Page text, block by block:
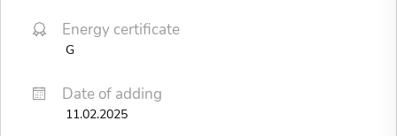
Energy certificate
G
Date of adding
11.02.2025